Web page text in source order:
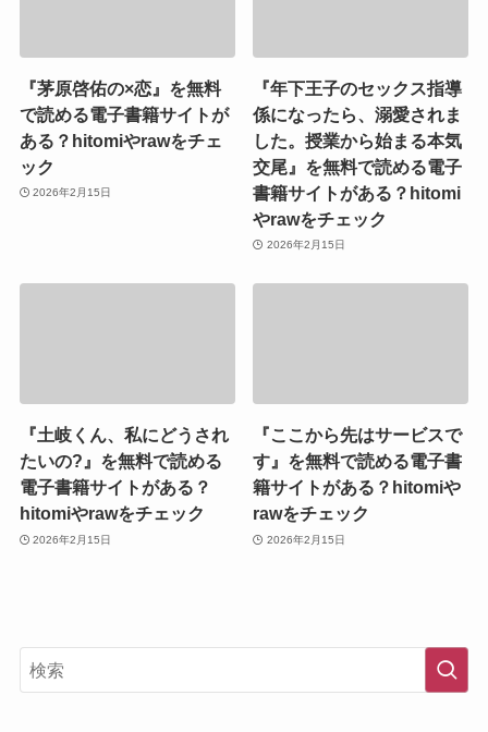
『茅原啓佑の×恋』を無料
で読める電子書籍サイトが
ある？hitomiやrawをチェ
ック
2026年2月15日
『年下王子のセックス指導
係になったら、溺愛されま
した。授業から始まる本気
交尾』を無料で読める電子
書籍サイトがある？hitomi
やrawをチェック
2026年2月15日
『土岐くん、私にどうされ
たいの?』を無料で読める
電子書籍サイトがある？
hitomiやrawをチェック
2026年2月15日
『ここから先はサービスで
す』を無料で読める電子書
籍サイトがある？hitomiや
rawをチェック
2026年2月15日